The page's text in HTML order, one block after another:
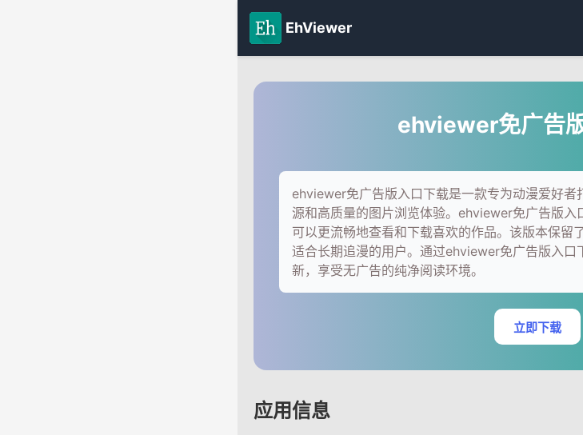
EhViewer
ehviewer免广告
ehviewer免广告版入口下载是一款专为动漫爱好者
源和高质量的图片浏览体验。ehviewer免广告版入
可以更流畅地查看和下载喜欢的作品。该版本保留
适合长期追漫的用户。通过ehviewer免广告版入口
新，享受无广告的纯净阅读环境。
立即下载
应用信息